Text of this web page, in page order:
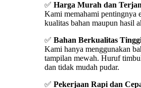
✅ Harga Murah dan
Kami memahami pentingnya
kualitas bahan maupun hasil
✅ Bahan Berkualitas
Kami hanya menggunakan
tampilan mewah. Huruf
dan tidak mudah pudar.
✅ Pekerjaan Rapi dan